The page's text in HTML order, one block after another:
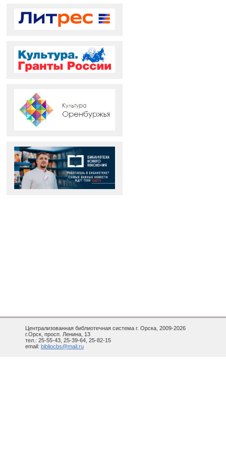
Централизованная библиотечная система г. Орска, 2009-2026
г.Орск, просп. Ленина, 13
тел.: 25-55-43, 25-39-64, 25-82-15
email: bibliocbs@mail.ru